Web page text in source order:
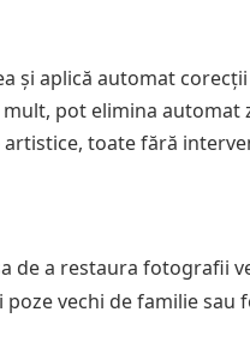
și aplică automat
pot elimina
toate fără
de a restaura fotografii
vechi de familie sau